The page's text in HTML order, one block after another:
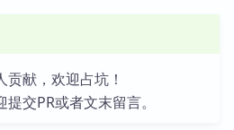
献，欢迎占坑！
交PR或者文末留言。